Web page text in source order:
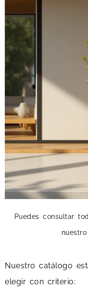
Puedes consultar
nuestro
Nuestro catálogo
elegir con criterio: